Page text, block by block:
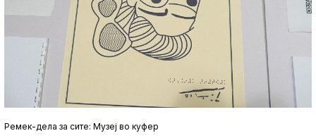
Ремек-дела за сите: Музеј во куфер